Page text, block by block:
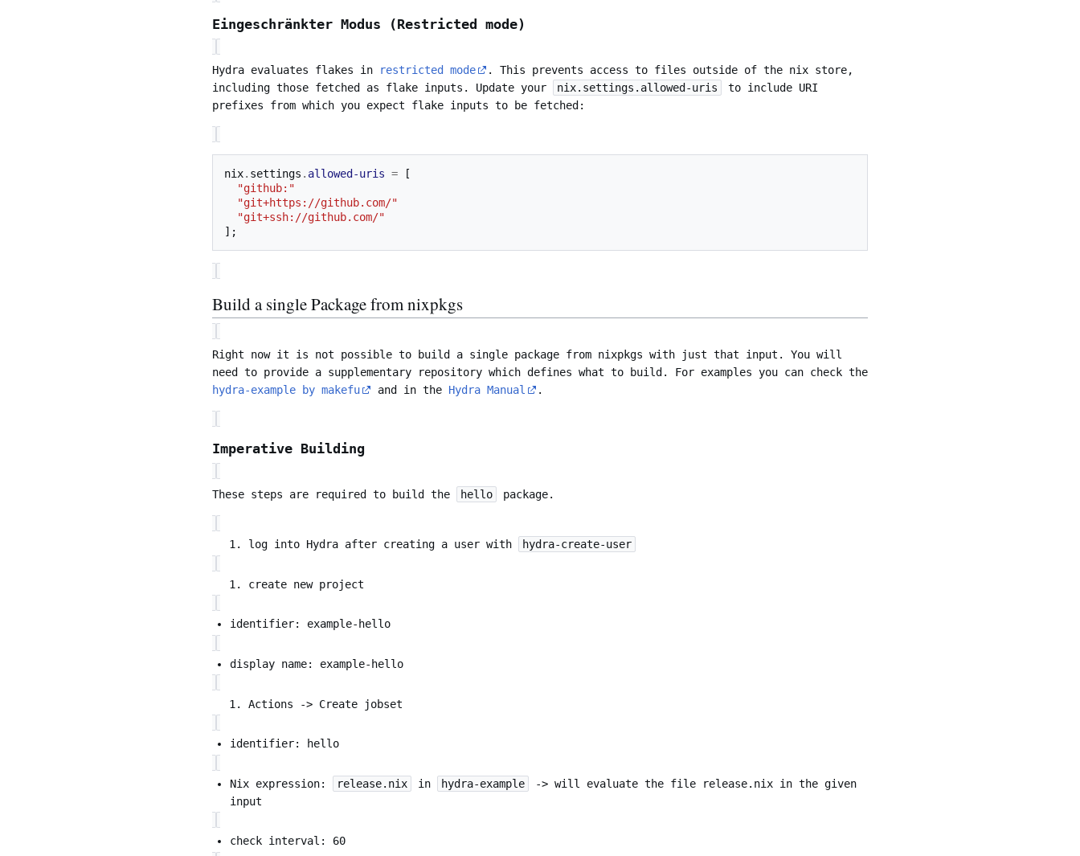
Eingeschränkter Modus (Restricted mode)
Hydra evaluates flakes in restricted mode
. This prevents access to files outside of the nix store,
including those fetched as flake inputs. Update your
nix.settings.allowed-uris
to include URI
prefixes from which you expect flake inputs to be fetched:
nix. settings . allowed-uris =
[
"github:"
"git+https://github.com/"
"git+ssh://github.com/"
];
Build a single Package from nixpkgs
Right now it is not possible to build a single package from nixpkgs with just that input. You will
need to provide a supplementary repository which defines what to build. For examples you can check the
hydra-example by makefu
and in the Hydra Manual .
Imperative Building
These steps are required to build the hello package.
log into Hydra after creating a user with hydra-create-user
create new project
identifier: example-hello
display name: example-hello
Actions -> Create jobset
identifier: hello
Nix expression: release.nix in hydra-example
-> will evaluate the file release.nix in the given
input
check interval: 60